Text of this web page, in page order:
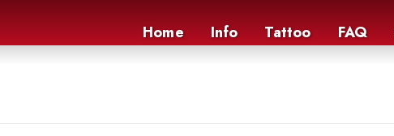
Home Info Tattoo FAQ